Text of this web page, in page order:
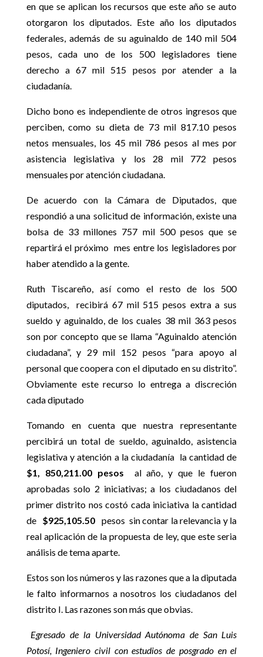
en que se aplican los recursos que este año se auto
otorgaron los diputados. Este año los diputados
federales, además de su aguinaldo de 140 mil 504
pesos, cada uno de los 500 legisladores tiene
derecho a 67 mil 515 pesos por atender a la
ciudadanía.
Dicho bono es independiente de otros ingresos que
perciben, como su dieta de 73 mil 817.10 pesos
netos mensuales, los 45 mil 786 pesos al mes por
asistencia legislativa y los 28 mil 772 pesos
mensuales por atención ciudadana.
De acuerdo con la Cámara de Diputados, que
respondió a una solicitud de información, existe una
bolsa de 33 millones 757 mil 500 pesos que se
repartirá el próximo mes entre los legisladores por
haber atendido a la gente.
Ruth Tiscareño, así como el resto de los 500
diputados, recibirá 67 mil 515 pesos extra a sus
sueldo y aguinaldo, de los cuales 38 mil 363 pesos
son por concepto que se llama “Aguinaldo atención
ciudadana”, y 29 mil 152 pesos “para apoyo al
personal que coopera con el diputado en su distrito”.
Obviamente este recurso lo entrega a discreción
cada diputado
Tomando en cuenta que nuestra representante
percibirá un total de sueldo, aguinaldo, asistencia
legislativa y atención a la ciudadanía la cantidad de
$1, 850,211.00 pesos al año, y que le fueron
aprobadas solo 2 iniciativas; a los ciudadanos del
primer distrito nos costó cada iniciativa la cantidad
de $925,105.50 pesos sin contar la relevancia y la
real aplicación de la propuesta de ley, que este seria
análisis de tema aparte.
Estos son los números y las razones que a la diputada
le falto informarnos a nosotros los ciudadanos del
distrito I. Las razones son más que obvias.
Egresado de la Universidad Autónoma de San Luis
Potosí, Ingeniero civil con estudios de posgrado en el